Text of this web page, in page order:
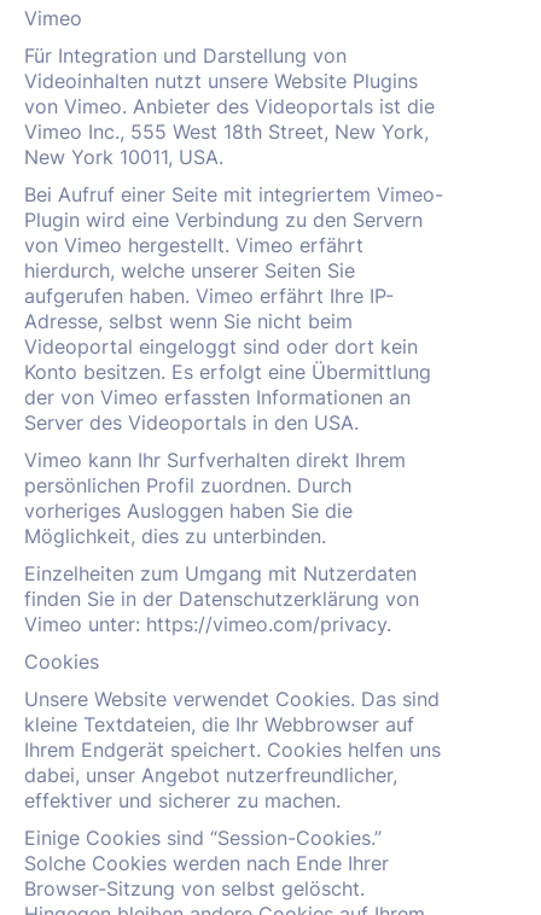
Vimeo
Für Integration und Darstellung von
Videoinhalten nutzt unsere Website Plugins
von Vimeo. Anbieter des Videoportals ist die
Vimeo Inc., 555 West 18th Street, New York,
New York 10011, USA.
Bei Aufruf einer Seite mit integriertem Vimeo-
Plugin wird eine Verbindung zu den Servern
von Vimeo hergestellt. Vimeo erfährt
hierdurch, welche unserer Seiten Sie
aufgerufen haben. Vimeo erfährt Ihre IP-
Adresse, selbst wenn Sie nicht beim
Videoportal eingeloggt sind oder dort kein
Konto besitzen. Es erfolgt eine Übermittlung
der von Vimeo erfassten Informationen an
Server des Videoportals in den USA.
Vimeo kann Ihr Surfverhalten direkt Ihrem
persönlichen Profil zuordnen. Durch
vorheriges Ausloggen haben Sie die
Möglichkeit, dies zu unterbinden.
Einzelheiten zum Umgang mit Nutzerdaten
finden Sie in der Datenschutzerklärung von
Vimeo unter: https://vimeo.com/privacy.
Cookies
Unsere Website verwendet Cookies. Das sind
kleine Textdateien, die Ihr Webbrowser auf
Ihrem Endgerät speichert. Cookies helfen uns
dabei, unser Angebot nutzerfreundlicher,
effektiver und sicherer zu machen.
Einige Cookies sind “Session-Cookies.”
Solche Cookies werden nach Ende Ihrer
Browser-Sitzung von selbst gelöscht.